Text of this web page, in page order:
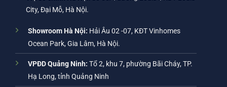
City, Đại Mỗ, Hà Nội.
Showroom Hà Nội: Hải Âu 02 -07, KĐT Vinhomes
Ocean Park, Gia Lâm, Hà Nội.
VPĐD Quảng Ninh: Tổ 2, khu 7, phường Bãi Cháy, TP.
Hạ Long, tỉnh Quảng Ninh